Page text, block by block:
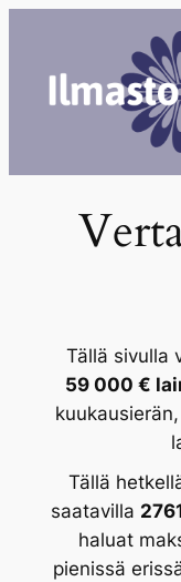
Tällä sivulla
59 000 €
Tällä
saatavilla
haluat
pienissä